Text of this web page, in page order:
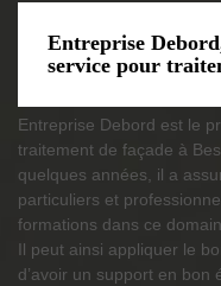
Entreprise
service pour
Entreprise Debord est le
traitement de façade à
quelques années, il a
particuliers et
formations dans ce
Il peut ainsi appliquer le
d’avoir un support en